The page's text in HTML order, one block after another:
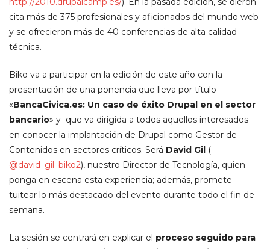
cita más de 375 profesionales y aficionados del mundo web
y se ofrecieron más de 40 conferencias de alta calidad
técnica.
Biko va a participar en la edición de este año con la
presentación de una ponencia que lleva por título
«BancaCivica.es: Un caso de éxito Drupal en el sector
bancario» y que va dirigida a todos aquellos interesados
en conocer la implantación de Drupal como Gestor de
Contenidos en sectores críticos. Será David Gil (
@david_gil_biko2), nuestro Director de Tecnología, quien
ponga en escena esta experiencia; además, promete
tuitear lo más destacado del evento durante todo el fin de
semana.
La sesión se centrará en explicar el proceso seguido para